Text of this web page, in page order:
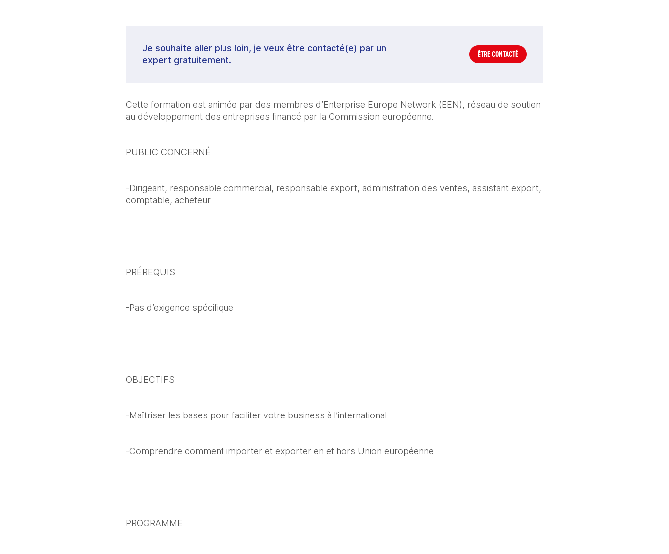
Je souhaite aller plus loin, je veux être contacté(e) par un
expert gratuitement.
ÊTRE CONTACTÉ
Cette formation est animée par des membres d’Enterprise Europe Network (EEN), réseau de soutien
au développement des entreprises financé par la Commission européenne.
PUBLIC CONCERNÉ
-Dirigeant, responsable commercial, responsable export, administration des ventes, assistant export,
comptable, acheteur
PRÉREQUIS
-Pas d’exigence spécifique
OBJECTIFS
-Maîtriser les bases pour faciliter votre business à l’international
-Comprendre comment importer et exporter en et hors Union européenne
PROGRAMME